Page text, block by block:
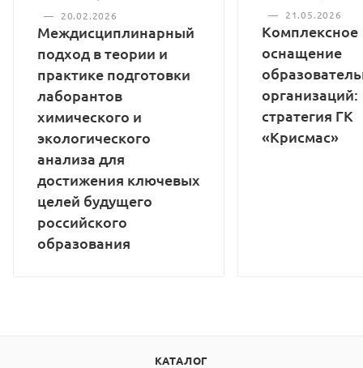
—
20.02.2026
Междисциплинарный
подход в теории и
практике подготовки
лаборантов
химического и
экологического
анализа для
достижения ключевых
целей будущего
российского
образования
—
21.05.2026
Комплексное
оснащение
организаций:
стратегия ГК
«Крисмас»
КАТАЛОГ